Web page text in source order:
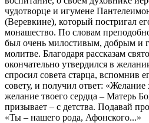
чудотворце и игумене
(Веревкине), который постригал
монашество. По словам
был очень милостивым, добрым и
молитве. Благодаря рассказам
окончательно утвердился в
спросил совета старца, вспомнив
совету, и получил ответ:
желание твоего сердца – Матерь
призывает – с детства. Подавай
«Ты – нашего рода, Афонского...»